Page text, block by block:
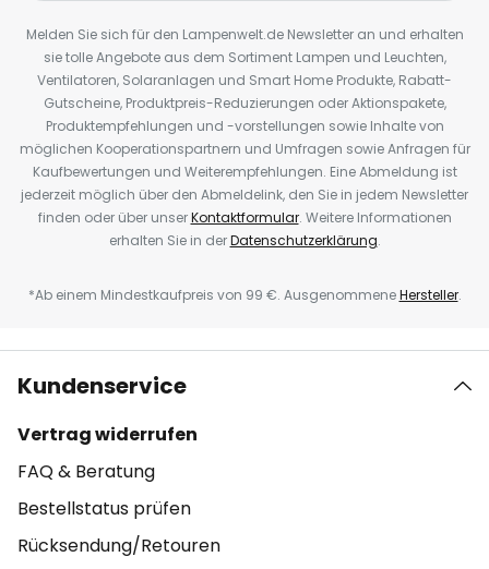
Melden Sie sich für den Lampenwelt.de Newsletter an und erhalten
sie tolle Angebote aus dem Sortiment Lampen und Leuchten,
Ventilatoren, Solaranlagen und Smart Home Produkte, Rabatt-
Gutscheine, Produktpreis-Reduzierungen oder Aktionspakete,
Produktempfehlungen und -vorstellungen sowie Inhalte von
möglichen Kooperationspartnern und Umfragen sowie Anfragen für
Kaufbewertungen und Weiterempfehlungen. Eine Abmeldung ist
jederzeit möglich über den Abmeldelink, den Sie in jedem Newsletter
finden oder über unserKontaktformular. Weitere Informationen
erhalten Sie in derDatenschutzerklärung.
*Ab einem Mindestkaufpreis von 99 €. AusgenommeneHersteller.
Kundenservice
Vertrag widerrufen
FAQ & Beratung
Bestellstatus prüfen
Rücksendung/Retouren